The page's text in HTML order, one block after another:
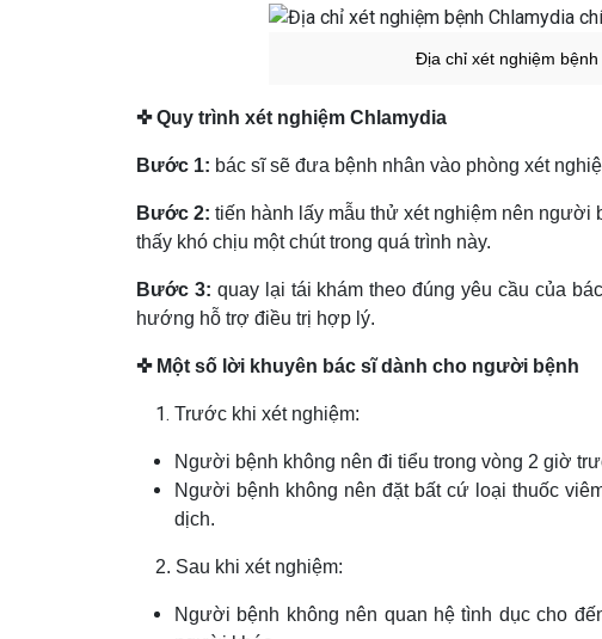
Địa chỉ xét nghiệm
✜ Quy trình xét nghiệm Chlamydia
Bước 1: bác sĩ sẽ đưa bệnh nhân vào phòng xét
Bước 2: tiến hành lấy mẫu thử xét nghiệm nên người
thấy khó chịu một chút trong quá trình này.
Bước 3: quay lại tái khám theo đúng yêu cầu của
hướng hỗ trợ điều trị hợp lý.
✜ Một số lời khuyên bác sĩ dành cho người bệnh
Trước khi xét nghiệm:
Người bệnh không nên đi tiểu trong vòng 2 giờ
Người bệnh không nên đặt bất cứ loại thuốc
dịch.
2. Sau khi xét nghiệm:
Người bệnh không nên quan hệ tình dục cho